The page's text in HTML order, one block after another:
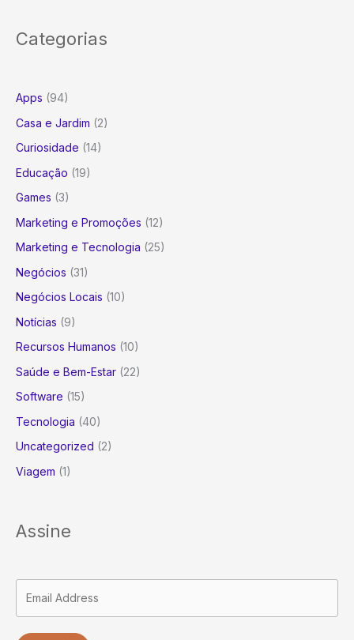
Nagase
e
que
Inspiram
Categorias
Apps (94)
Casa e Jardim (2)
Curiosidade (14)
Educação (19)
Games (3)
Marketing e Promoções (12)
Marketing e Tecnologia (25)
Negócios (31)
Negócios Locais (10)
Notícias (9)
Recursos Humanos (10)
Saúde e Bem-Estar (22)
Software (15)
Tecnologia (40)
Uncategorized (2)
Viagem (1)
Assine